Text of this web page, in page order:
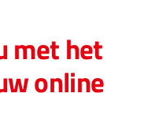
met het
online